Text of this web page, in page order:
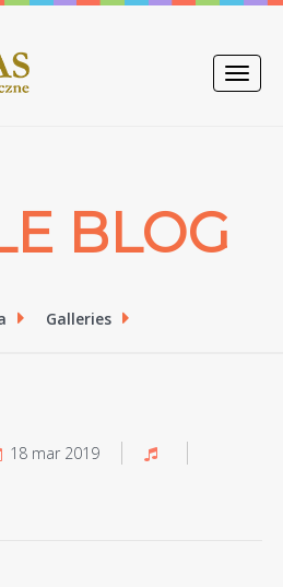
Toggle
BLOG
Galleries
18 mar 2019